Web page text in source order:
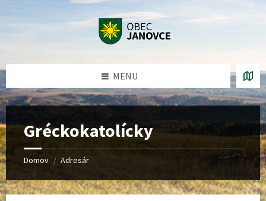
na
na
na
na
MENU
Gréckokatolícky
Domov / Adresár